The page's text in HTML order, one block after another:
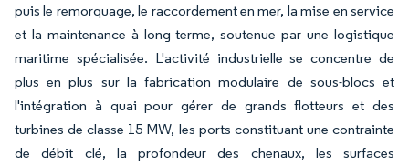
puis le remorquage, le raccordement en mer, la mise en service
et la maintenance à long terme, soutenue par une logistique
maritime spécialisée. L'activité industrielle se concentre de
plus en plus sur la fabrication modulaire de sous-blocs et
l'intégration à quai pour gérer de grands flotteurs et des
turbines de classe 15 MW, les ports constituant une contrainte
de débit clé, la profondeur des chenaux, les surfaces